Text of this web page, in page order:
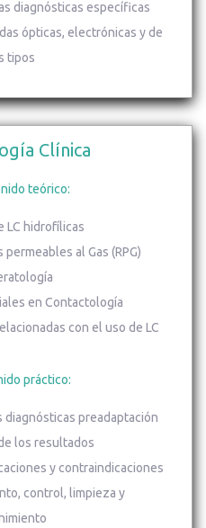
diagnósticas específicas
ópticas, electrónicas y de
tipos
Clínica
teórico:
LC hidrofílicas
al Gas (RPG)
en Contactología
con el uso de LC
práctico:
preadaptación
los resultados
y contraindicaciones
control, limpieza y